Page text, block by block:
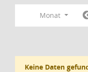
Monat
Keine Daten